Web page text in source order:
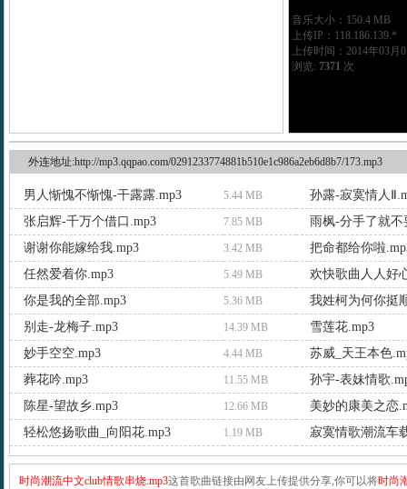
音乐大小：150.4 MB
上传IP：118.186.139.*
上传时间：2014年03月
浏览: 7371 次
外连地址:http://mp3.qqpao.com/0291233774881b510e1c986a2eb6d8b7/173.mp3
男人惭愧不惭愧-干露露.mp3 5.44 MB
孙露-寂寞情人
张启辉-千万个借口.mp3
7.85 MB
雨枫-分手了就不
谢谢你能嫁给我.mp3
3.42 MB
把命都给你啦
任然爱着你.mp3
5.49 MB
欢快歌曲人人好
你是我的全部.mp3
5.36 MB
我姓柯为何你挺
别走-龙梅子.mp3
14.39 MB
雪莲花.mp3
妙手空空.mp3
4.44 MB
苏威_天王本色
葬花吟.mp3
11.55 MB
孙宇-表妹情歌
陈星-望故乡.mp3
12.66 MB
美妙的康美之恋
轻松悠扬歌曲_向阳花.mp3
1.19 MB 寂寞情歌潮流车
时尚潮流中文club情歌串烧.mp3这首歌曲链接由网友上传提供分享,你可以将时尚